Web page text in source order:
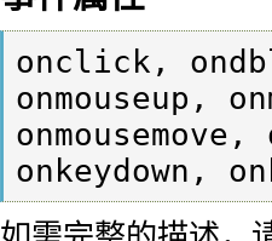
onclick,
onmouseup,